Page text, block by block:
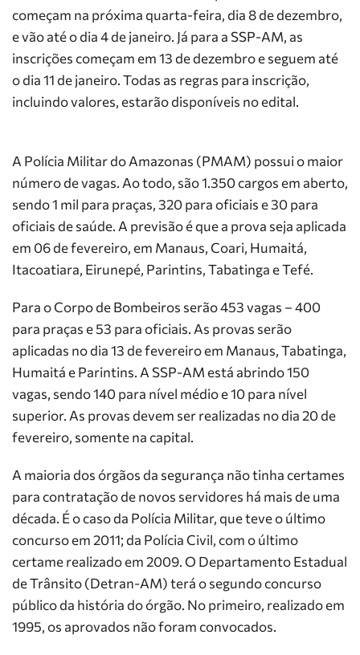
começam na próxima quarta-feira, dia 8 de dezembro,
e vão até o dia 4 de janeiro. Já para a SSP-AM, as
inscrições começam em 13 de dezembro e seguem até
o dia 11 de janeiro. Todas as regras para inscrição,
incluindo valores, estarão disponíveis no edital.
A Polícia Militar do Amazonas (PMAM) possui o maior
número de vagas. Ao todo, são 1.350 cargos em aberto,
sendo 1 mil para praças, 320 para oficiais e 30 para
oficiais de saúde. A previsão é que a prova seja aplicada
em 06 de fevereiro, em Manaus, Coari, Humaitá,
Itacoatiara, Eirunepé, Parintins, Tabatinga e Tefé.
Para o Corpo de Bombeiros serão 453 vagas – 400
para praças e 53 para oficiais. As provas serão
aplicadas no dia 13 de fevereiro em Manaus, Tabatinga,
Humaitá e Parintins. A SSP-AM está abrindo 150
vagas, sendo 140 para nível médio e 10 para nível
superior. As provas devem ser realizadas no dia 20 de
fevereiro, somente na capital.
A maioria dos órgãos da segurança não tinha certames
para contratação de novos servidores há mais de uma
década. É o caso da Polícia Militar, que teve o último
concurso em 2011; da Polícia Civil, com o último
certame realizado em 2009. O Departamento Estadual
de Trânsito (Detran-AM) terá o segundo concurso
público da história do órgão. No primeiro, realizado em
1995, os aprovados não foram convocados.